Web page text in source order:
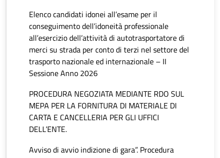
Elenco candidati idonei all’esame per il
conseguimento dell’idoneità professionale
all’esercizio dell’attività di autotrasportatore di
merci su strada per conto di terzi nel settore del
trasporto nazionale ed internazionale – II
Sessione Anno 2026
PROCEDURA NEGOZIATA MEDIANTE RDO SUL
MEPA PER LA FORNITURA DI MATERIALE DI
CARTA E CANCELLERIA PER GLI UFFICI
DELL’ENTE.
Avviso di avvio indizione di gara”. Procedura